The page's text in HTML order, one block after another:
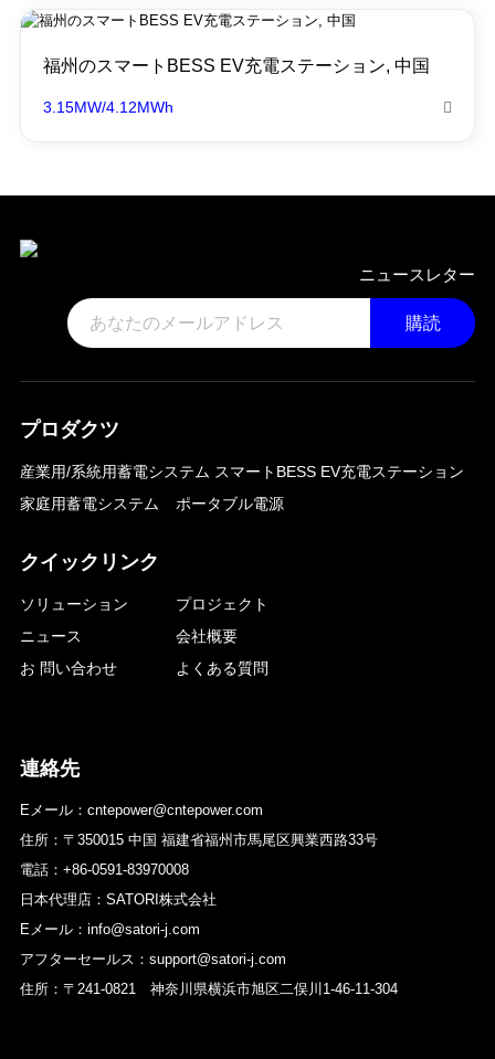
福州のスマートBESS EV充電ステーション, 中国
3.15MW/4.12MWh 
ニュースレター
購読
プロダクツ
産業用/系統用蓄電システム スマートBESS EV充電ステーション
家庭用蓄電システム
ポータブル電源
クイックリンク
ソリューション
プロジェクト
ニュース
会社概要
お 問い合わせ
よくある質問
連絡先
Eメール：cntepower@cntepower.com
住所：〒350015 中国 福建省福州市馬尾区興業西路33号
電話：+86-0591-83970008
日本代理店：SATORI株式会社
Eメール：info@satori-j.com
アフターセールス：support@satori-j.com
住所：〒241-0821 神奈川県横浜市旭区二俣川1-46-11-304